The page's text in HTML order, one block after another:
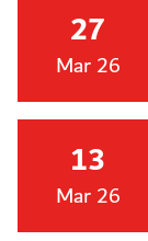
27
Mar 26
13
Mar 26